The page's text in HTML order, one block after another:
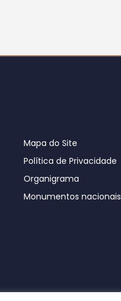
Mapa do Site
Política de Privacidade
Organigrama
Monumentos nacionais